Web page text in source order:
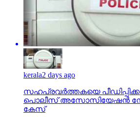
kerala2 days ago
സഹപ്രവര്‍ത്തകയെ
പൊലീസ് അസോസിയേഷന്‍
കേസ്